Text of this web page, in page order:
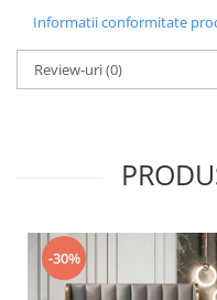
Informatii conformitate
Review-uri(0)
-30%